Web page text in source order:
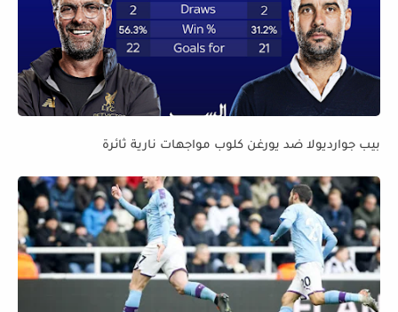
بيب جوارديولا ضد يورغن كلوب مواجهات نارية ثائرة